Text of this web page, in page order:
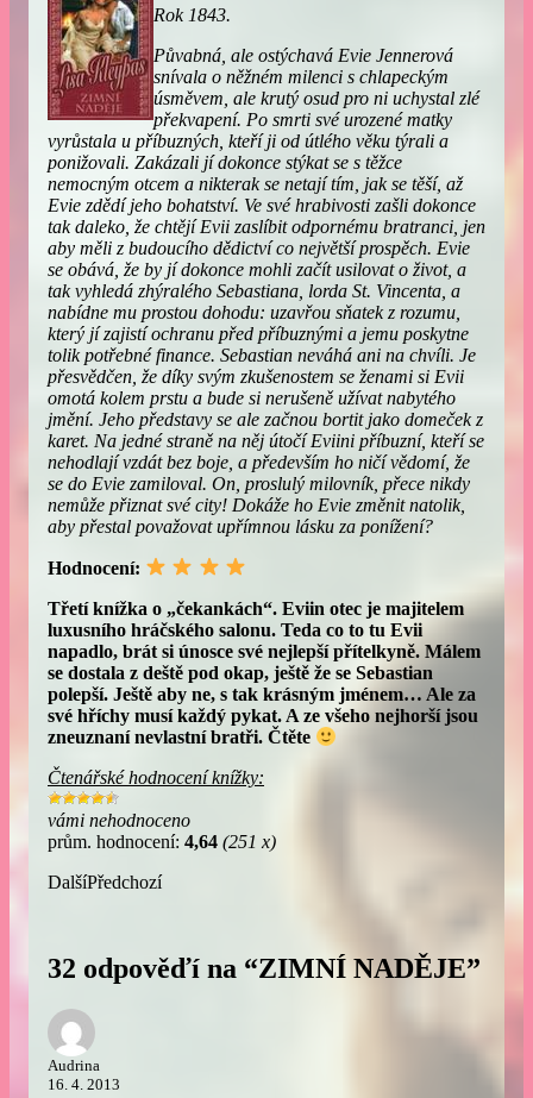
Rok 1843.
Půvabná, ale ostýchavá Evie Jennerová
snívala o něžném milenci s chlapeckým
úsměvem, ale krutý osud pro ni uchystal zlé
překvapení. Po smrti své urozené matky
vyrůstala u příbuzných, kteří ji od útlého věku týrali a
ponižovali. Zakázali jí dokonce stýkat se s těžce
nemocným otcem a nikterak se netají tím, jak se těší, až
Evie zdědí jeho bohatství. Ve své hrabivosti zašli dokonce
tak daleko, že chtějí Evii zaslíbit odpornému bratranci, jen
aby měli z budoucího dědictví co největší prospěch. Evie
se obává, že by jí dokonce mohli začít usilovat o život, a
tak vyhledá zhýralého Sebastiana, lorda St. Vincenta, a
nabídne mu prostou dohodu: uzavřou sňatek z rozumu,
který jí zajistí ochranu před příbuznými a jemu poskytne
tolik potřebné finance. Sebastian neváhá ani na chvíli. Je
přesvědčen, že díky svým zkušenostem se ženami si Evii
omotá kolem prstu a bude si nerušeně užívat nabytého
jmění. Jeho představy se ale začnou bortit jako domeček z
karet. Na jedné straně na něj útočí Eviini příbuzní, kteří se
nehodlají vzdát bez boje, a především ho ničí vědomí, že
se do Evie zamiloval. On, proslulý milovník, přece nikdy
nemůže přiznat své city! Dokáže ho Evie změnit natolik,
aby přestal považovat upřímnou lásku za ponížení?
Hodnocení:
Třetí knížka o „čekankách“. Eviin otec je majitelem
luxusního hráčského salonu. Teda co to tu Evii
napadlo, brát si únosce své nejlepší přítelkyně. Málem
se dostala z deště pod okap, ještě že se Sebastian
polepší. Ještě aby ne, s tak krásným jménem… Ale za
své hříchy musí každý pykat. A ze všeho nejhorší jsou
zneuznaní nevlastní bratři. Čtěte
Čtenářské hodnocení knížky:
vámi nehodnoceno
prům. hodnocení: 4,64 (251 x)
DalšíPředchozí
32 odpověďí na “ZIMNÍ NADĚJE”
Audrina
16. 4. 2013